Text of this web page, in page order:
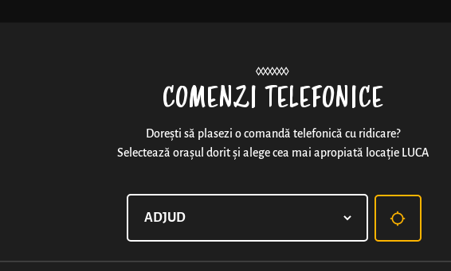
COVRIG CU UMPLUTURĂ
COMENZI TELEFONICE
Dorești să plasezi o comandă telefonică cu ridicare?
Selectează orașul dorit și alege cea mai apropiată locație LUCA